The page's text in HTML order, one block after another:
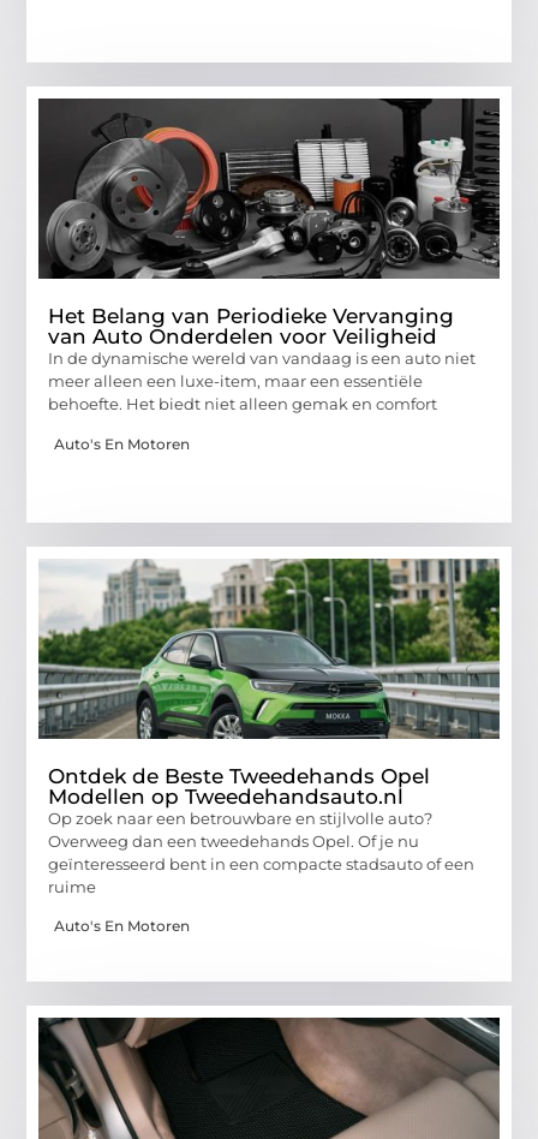
Het Belang van Periodieke Vervanging
van Auto Onderdelen voor Veiligheid
In de dynamische wereld van vandaag is een auto niet
meer alleen een luxe-item, maar een essentiële
behoefte. Het biedt niet alleen gemak en comfort
Auto's En Motoren
Ontdek de Beste Tweedehands Opel
Modellen op Tweedehandsauto.nl
Op zoek naar een betrouwbare en stijlvolle auto?
Overweeg dan een tweedehands Opel. Of je nu
geïnteresseerd bent in een compacte stadsauto of een
ruime
Auto's En Motoren